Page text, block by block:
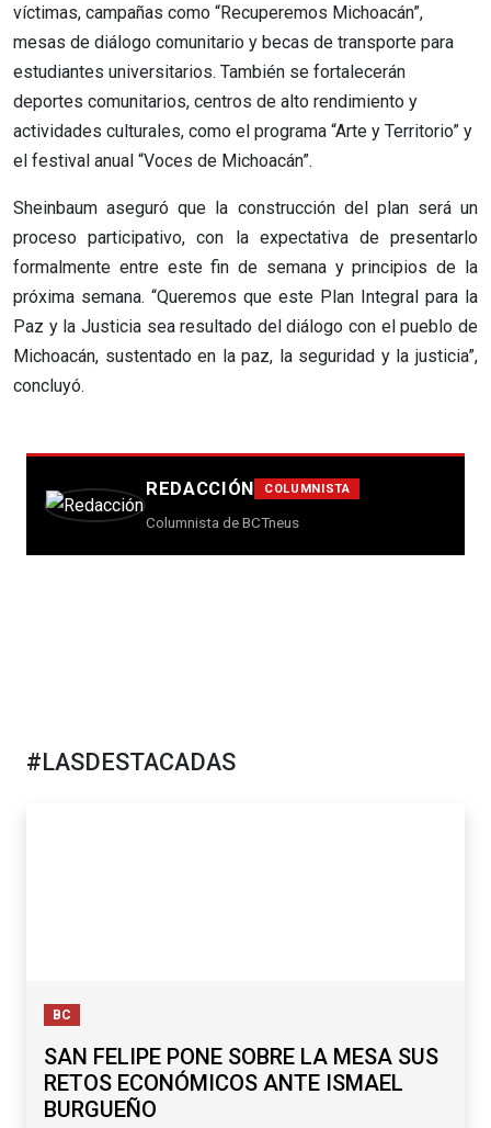
víctimas, campañas como “Recuperemos Michoacán”,
mesas de diálogo comunitario y becas de transporte para
estudiantes universitarios. También se fortalecerán
deportes comunitarios, centros de alto rendimiento y
actividades culturales, como el programa “Arte y Territorio” y
el festival anual “Voces de Michoacán”.
Sheinbaum aseguró que la construcción del plan será un
proceso participativo, con la expectativa de presentarlo
formalmente entre este fin de semana y principios de la
próxima semana. “Queremos que este Plan Integral para la
Paz y la Justicia sea resultado del diálogo con el pueblo de
Michoacán, sustentado en la paz, la seguridad y la justicia”,
concluyó.
REDACCIÓN COLUMNISTA
Columnista de BCTneus
BURGUEÑO